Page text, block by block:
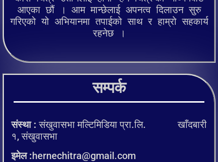
आएका छौं । आम मान्छेलाई अपनत्व दिलाउन सुरु
गरिएको यो अभियानमा तपाईको साथ र हाम्रो सहकार्य
रहनेछ ।
सम्पर्क
संस्था : संखुवासभा मल्टिमिडिया प्रा.लि. खाँदबारी
१, संखुवासभा
इमेल :hernechitra@gmail.com